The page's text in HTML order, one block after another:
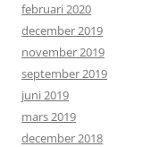
februari 2020
december 2019
november 2019
september 2019
juni 2019
mars 2019
december 2018